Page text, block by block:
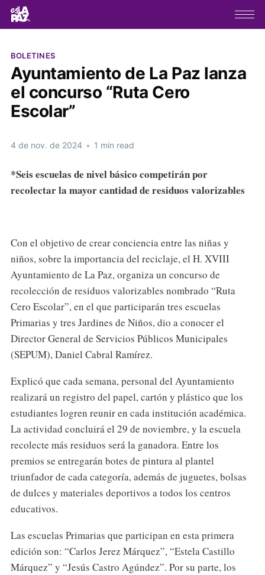
BOLETINES
Ayuntamiento de La Paz lanza
el concurso “Ruta Cero
Escolar”
4 de nov. de 2024 • 1 min read
*Seis escuelas de nivel básico competirán por
recolectar la mayor cantidad de residuos valorizables
Con el objetivo de crear conciencia entre las niñas y
niños, sobre la importancia del reciclaje, el H. XVIII
Ayuntamiento de La Paz, organiza un concurso de
recolección de residuos valorizables nombrado “Ruta
Cero Escolar”, en el que participarán tres escuelas
Primarias y tres Jardines de Niños, dio a conocer el
Director General de Servicios Públicos Municipales
(SEPUM), Daniel Cabral Ramírez.
Explicó que cada semana, personal del Ayuntamiento
realizará un registro del papel, cartón y plástico que los
estudiantes logren reunir en cada institución académica.
La actividad concluirá el 29 de noviembre, y la escuela
recolecte más residuos será la ganadora. Entre los
premios se entregarán botes de pintura al plantel
triunfador de cada categoría, además de juguetes, bolsas
de dulces y materiales deportivos a todos los centros
educativos.
Las escuelas Primarias que participan en esta primera
edición son: “Carlos Jerez Márquez”, “Estela Castillo
Márquez” y “Jesús Castro Agúndez”. Por su parte, los